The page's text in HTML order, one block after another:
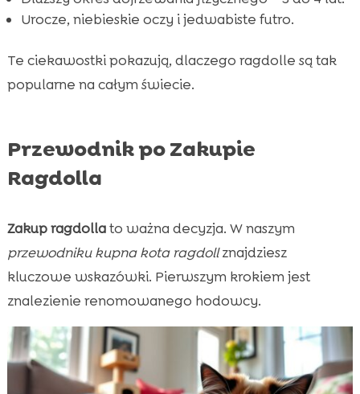
Urocze, niebieskie oczy i jedwabiste futro.
Te ciekawostki pokazują, dlaczego ragdolle są tak
popularne na całym świecie.
Przewodnik po Zakupie
Ragdolla
Zakup ragdollato ważna decyzja. W naszym
przewodniku kupna kota ragdollznajdziesz
kluczowe wskazówki. Pierwszym krokiem jest
znalezienie renomowanego hodowcy.